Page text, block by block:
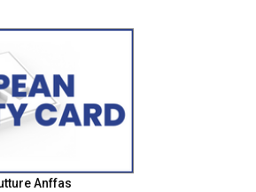
Anffas